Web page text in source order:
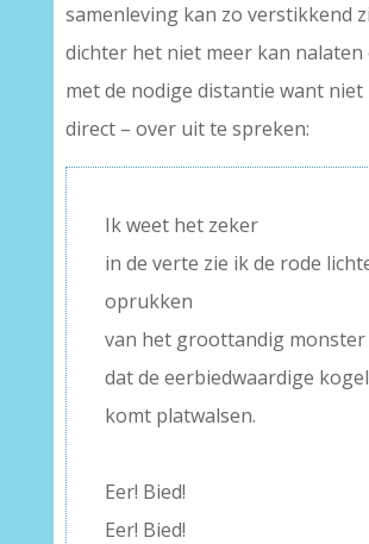
samenleving kan zo verstikkend
dichter het niet meer kan nalaten
met de nodige distantie want niet
direct – over uit te spreken:
Ik weet het zeker
in de verte zie ik de rode
oprukken
van het groottandig monster
dat de eerbiedwaardige
komt platwalsen.
Eer! Bied!
Eer! Bied!